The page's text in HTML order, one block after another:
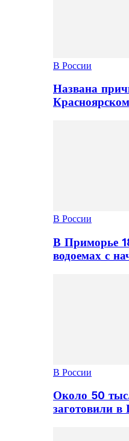
В России
Названа
В России
В Приморье
водоемах с
В России
Около 50
заготовили